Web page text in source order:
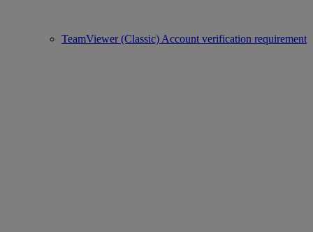
TeamViewer (Classic) Account verification requirement